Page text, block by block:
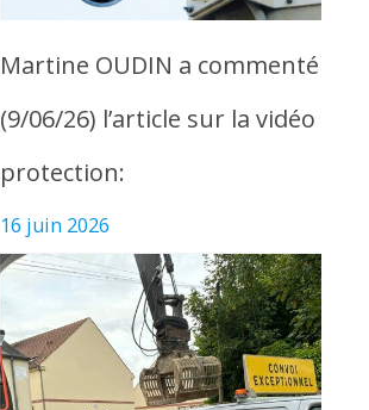
Martine OUDIN a commenté
(9/06/26) l’article sur la vidéo
protection:
16 juin 2026